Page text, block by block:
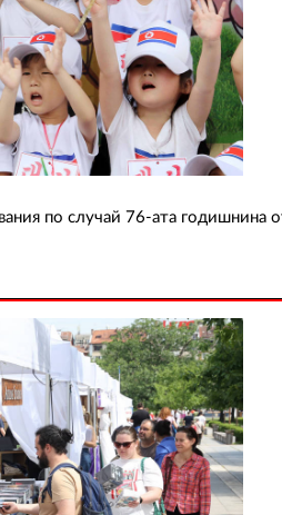
по случай 76-ата годишнина